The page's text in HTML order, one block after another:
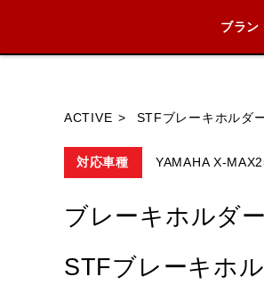
ブラン
ACTIVE STFブレーキホルダ
対応車種 YAMAHA X-
ブレーキホルダー
STFブレーキホ